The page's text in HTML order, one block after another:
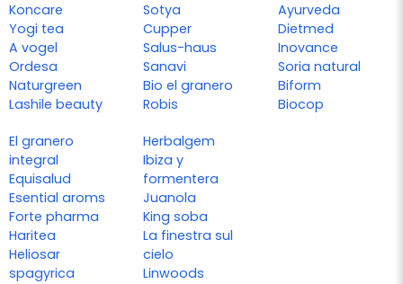
Koncare
Yogi tea
A vogel
Ordesa
Naturgreen
Lashile beauty
Sotya
Cupper
Salus-haus
Sanavi
Bio el granero
Robis
Ayurveda
Dietmed
Inovance
Soria natural
Biform
Biocop
El granero
integral
Equisalud
Esential aroms
Forte pharma
Haritea
Heliosar
spagyrica
Herbalgem
Ibiza y
formentera
Juanola
King soba
La finestra sul
cielo
Linwoods